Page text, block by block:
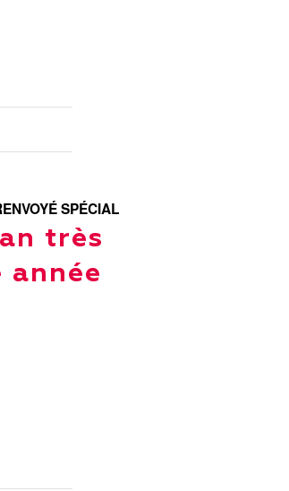
SPÉCIAL
très